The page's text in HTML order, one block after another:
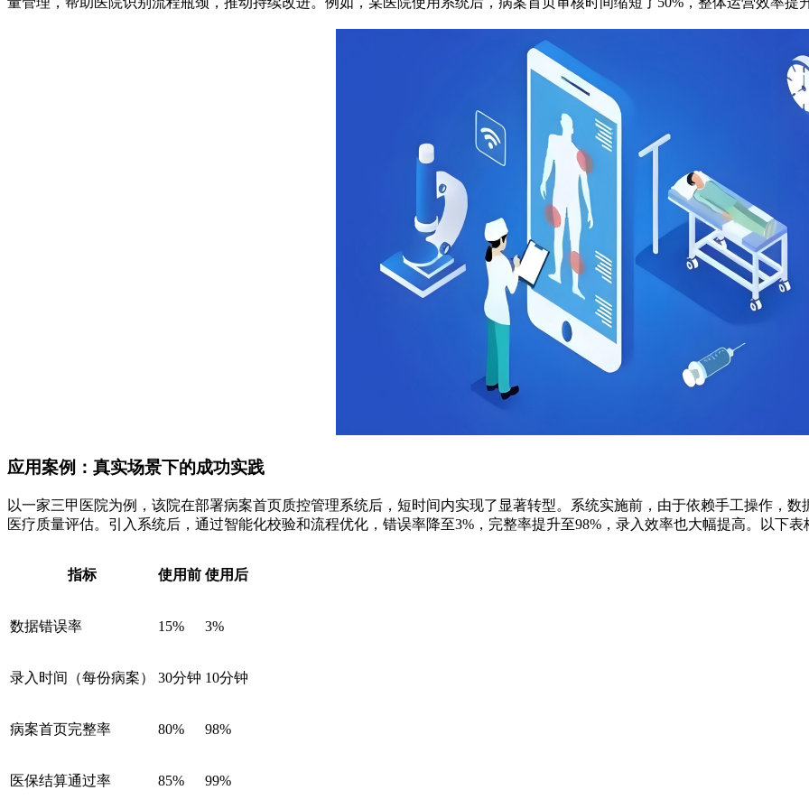
应用案例：真实场景下的成功实践
以一家三甲医院为例，该院在部署病案首页质控管理系统后，短时间内实现了显著转型。系统实施前，由于依赖手工操作，
医疗质量评估。引入系统后，通过智能化校验和流程优化，错误率降至3%，完整率提升至98%，录入效率也大幅提高。以下
指标 使用前 使用后
数据错误率 15% 3%
录入时间（每份病案） 30分钟 10分钟
病案首页完整率 80% 98%
医保结算通过率 85% 99%